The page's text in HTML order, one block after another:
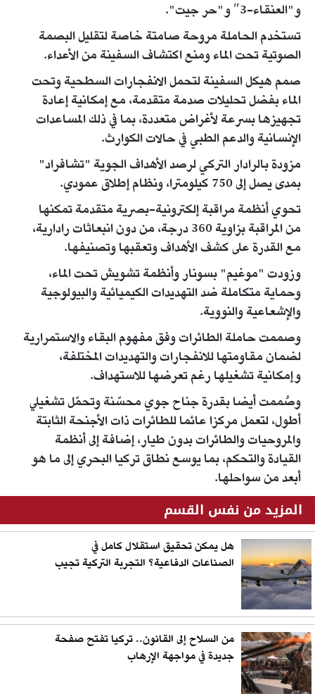
و"العنقاء-3″ و"حر جيت".
تستخدم الحاملة مروحة صامتة خاصة لتقليل البصمة
الصوتية تحت الماء ومنع اكتشاف السفينة من الأعداء.
صمم هيكل السفينة لتحمل الانفجارات السطحية وتحت
الماء بفضل تحليلات صدمة متقدمة، مع إمكانية إعادة
تجهيزها بسرعة لأغراض متعددة، بما في ذلك المساعدات
الإنسانية والدعم الطبي في حالات الكوارث.
مزودة بالرادار التركي لرصد الأهداف الجوية "تشافراد"
بمدى يصل إلى 750 كيلومترا، ونظام إطلاق عمودي.
تحوي أنظمة مراقبة إلكترونية-بصرية متقدمة تمكنها
من المراقبة بزاوية 360 درجة، من دون انبعاثات رادارية،
مع القدرة على كشف الأهداف وتعقبها وتصنيفها.
وزودت "موغيم" بسونار وأنظمة تشويش تحت الماء،
وحماية متكاملة ضد التهديدات الكيميائية والبيولوجية
والإشعاعية والنووية.
وصممت حاملة الطائرات وفق مفهوم البقاء والاستمرارية
لضمان مقاومتها للانفجارات والتهديدات المختلفة،
وإمكانية تشغيلها رغم تعرضها للاستهداف.
وصُممت أيضا بقدرة جناح جوي محسّنة وتحمّل تشغيلي
أطول، لتعمل مركزا عائما للطائرات ذات الأجنحة الثابتة
والمروحيات والطائرات بدون طيار، إضافة إلى أنظمة
القيادة والتحكم، بما يوسع نطاق تركيا البحري إلى ما هو
أبعد من سواحلها.
المزيد من نفس القسم
هل يمكن تحقيق استقلال كامل في
الصناعات الدفاعية؟ التجربة التركية تجيب
من السلاح إلى القانون.. تركيا تفتح صفحة
جديدة في مواجهة الإرهاب